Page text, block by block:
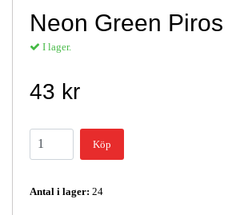
Neon Green Piros
I lager.
43 kr
Köp
Antal i lager: 24